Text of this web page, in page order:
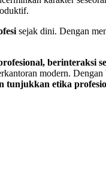
sejak dini. Dengan
berinteraksi
modern.
etika